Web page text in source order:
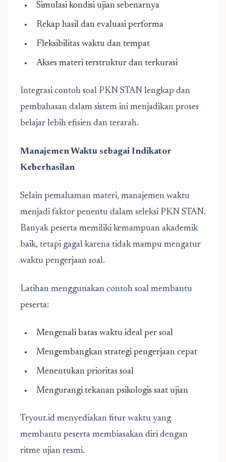
Simulasi kondisi ujian sebenarnya
Rekap hasil dan evaluasi performa
Fleksibilitas waktu dan tempat
Akses materi terstruktur dan terkurasi
Integrasi contoh soal PKN STAN lengkap dan
pembahasan dalam sistem ini menjadikan proses
belajar lebih efisien dan terarah.
Manajemen Waktu sebagai Indikator
Keberhasilan
Selain pemahaman materi, manajemen waktu
menjadi faktor penentu dalam seleksi PKN STAN.
Banyak peserta memiliki kemampuan akademik
baik, tetapi gagal karena tidak mampu mengatur
waktu pengerjaan soal.
Latihan menggunakan contoh soal membantu
peserta:
Mengenali batas waktu ideal per soal
Mengembangkan strategi pengerjaan cepat
Menentukan prioritas soal
Mengurangi tekanan psikologis saat ujian
Tryout.id menyediakan fitur waktu yang
membantu peserta membiasakan diri dengan
ritme ujian resmi.